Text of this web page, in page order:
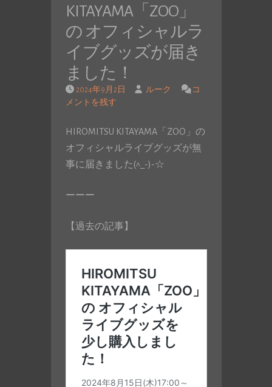
KITAYAMA「ZOO」
の オフィシャルラ
イブグッズが届き
ました！
2024年9月2日 ルーク
コ
メントを残す
HIROMITSU KITAYAMA「ZOO」の
オフィシャルライブグッズが無
事に届きました(^_-)-☆
ーーー
【過去の記事】